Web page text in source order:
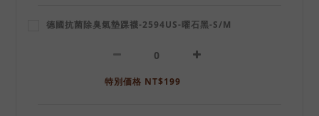
德國抗菌除臭氣墊踝襪-2594US-曜石黑-S/M
特別価格 NT$199